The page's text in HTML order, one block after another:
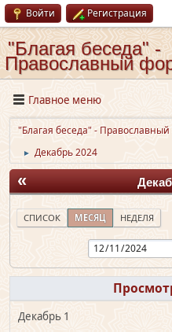
Войти Регистрация
"Благая беседа" -
Православный
Главное меню
"Благая беседа" -
► Декабрь 2024
«
СПИСОК МЕСЯЦ НЕДЕЛЯ
Декабрь 1